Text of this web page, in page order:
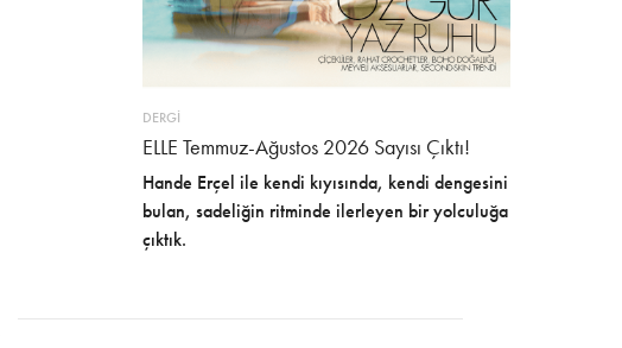
DERGİ
ELLE Temmuz-Ağustos 2026 Sayısı Çıktı!
Hande Erçel ile kendi kıyısında, kendi dengesini
bulan, sadeliğin ritminde ilerleyen bir yolculuğa
çıktık.